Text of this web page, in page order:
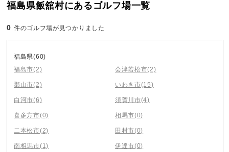
福島県飯舘村にあるゴルフ場一覧
0 件のゴルフ場が見つかりました
福島県(60)
福島市(2) 会津若松市(2)
郡山市(2) いわき市(15)
白河市(6) 須賀川市(4)
喜多方市(0) 相馬市(0)
二本松市(2) 田村市(0)
南相馬市(1) 伊達市(0)